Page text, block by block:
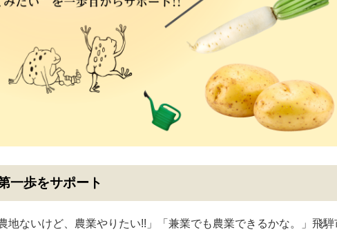
一歩をサポート
地ないけど、農業やりたい!!」「兼業でも農業できるかな。」飛